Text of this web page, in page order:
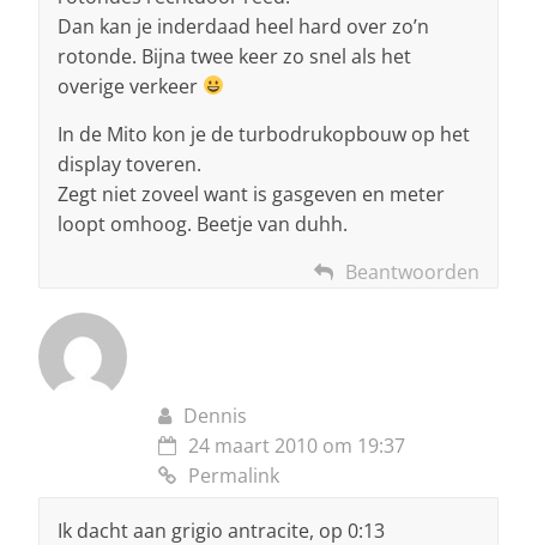
Dan kan je inderdaad heel hard over zo’n
rotonde. Bijna twee keer zo snel als het
overige verkeer
In de Mito kon je de turbodrukopbouw op het
display toveren.
Zegt niet zoveel want is gasgeven en meter
loopt omhoog. Beetje van duhh.
Beantwoorden
Dennis
24 maart 2010 om 19:37
Permalink
Ik dacht aan grigio antracite, op 0:13